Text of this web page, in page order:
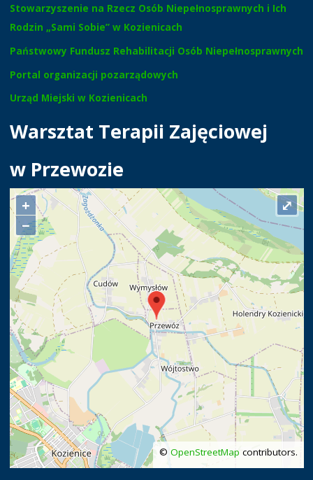
Stowarzyszenie na Rzecz Osób Niepełnosprawnych i Ich
Rodzin „Sami Sobie” w Kozienicach
Państwowy Fundusz Rehabilitacji Osób Niepełnosprawnych
Portal organizacji pozarządowych
Urząd Miejski w Kozienicach
Warsztat Terapii Zajęciowej
w Przewozie
+
−
© OpenStreetMap contributors.
⤢